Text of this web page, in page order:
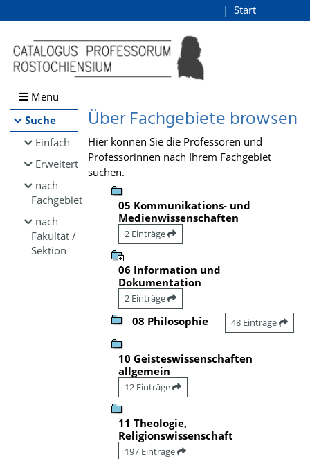
Browsen
direkt zum Inhalt
Start
Menü
Suche
Einfach
Erweitert
nach
Fachgebiet
nach
Fakultät /
Sektion
Über Fachgebiete browsen
Hier können Sie die Professoren und
Professorinnen nach Ihrem Fachgebiet
suchen.
05 Kommunikations- und
Medienwissenschaften
2 Einträge
06 Information und
Dokumentation
2 Einträge
08 Philosophie 48 Einträge
10 Geisteswissenschaften
allgemein
12 Einträge
11 Theologie,
Religionswissenschaft
197 Einträge